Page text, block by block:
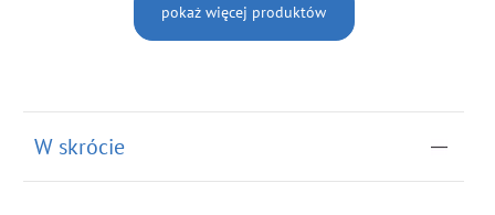
pokaż więcej produktów
W skrócie